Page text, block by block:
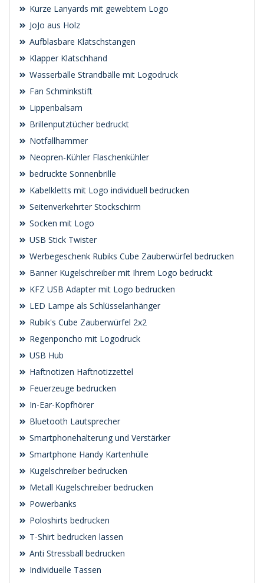
Kurze Lanyards mit gewebtem Logo
JoJo aus Holz
Aufblasbare Klatschstangen
Klapper Klatschhand
Wasserbälle Strandbälle mit Logodruck
Fan Schminkstift
Lippenbalsam
Brillenputztücher bedruckt
Notfallhammer
Neopren-Kühler Flaschenkühler
bedruckte Sonnenbrille
Kabelkletts mit Logo individuell bedrucken
Seitenverkehrter Stockschirm
Socken mit Logo
USB Stick Twister
Werbegeschenk Rubiks Cube Zauberwürfel bedrucken
Banner Kugelschreiber mit Ihrem Logo bedruckt
KFZ USB Adapter mit Logo bedrucken
LED Lampe als Schlüsselanhänger
Rubik's Cube Zauberwürfel 2x2
Regenponcho mit Logodruck
USB Hub
Haftnotizen Haftnotizzettel
Feuerzeuge bedrucken
In-Ear-Kopfhörer
Bluetooth Lautsprecher
Smartphonehalterung und Verstärker
Smartphone Handy Kartenhülle
Kugelschreiber bedrucken
Metall Kugelschreiber bedrucken
Powerbanks
Poloshirts bedrucken
T-Shirt bedrucken lassen
Anti Stressball bedrucken
Individuelle Tassen